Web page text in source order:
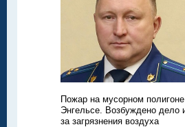
Пожар на мусорном
Энгельсе. Возбуждено дело
за загрязнения воздуха